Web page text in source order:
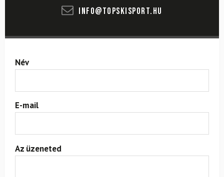
info@topskisport.hu
Név
E-mail
Az üzeneted